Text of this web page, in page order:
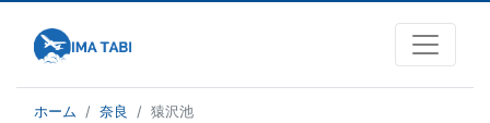
ホーム 奈良 猿沢池